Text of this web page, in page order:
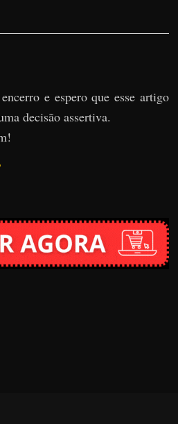
e espero que esse artigo
decisão assertiva.